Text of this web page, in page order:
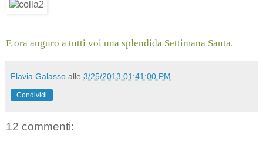
E ora auguro a tutti voi una splendida Settimana Santa.
Flavia Galasso alle 3/25/2013 01:41:00 PM
Condividi
12 commenti: